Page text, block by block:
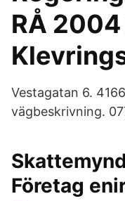
RÅ
Vestagatan 6.
vägbeskrivning.
Företag